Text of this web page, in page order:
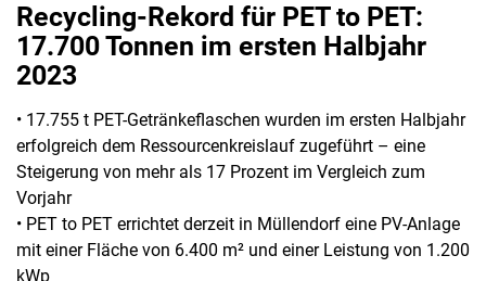
Recycling-Rekord für PET to PET:
17.700 Tonnen im ersten Halbjahr
2023
• 17.755 t PET-Getränkeflaschen wurden im ersten Halbjahr
erfolgreich dem Ressourcenkreislauf zugeführt – eine
Steigerung von mehr als 17 Prozent im Vergleich zum
Vorjahr
• PET to PET errichtet derzeit in Müllendorf eine PV-Anlage
mit einer Fläche von 6.400 m² und einer Leistung von 1.200
kWp